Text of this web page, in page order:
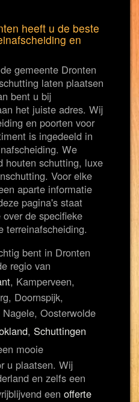
heeft u de beste
en
gemeente Dronten
laten plaatsen
bent u bij
het juiste adres. Wij
en poorten voor
is ingedeeld in
We
houten schutting, luxe
Voor elke
aparte informatie
pagina's staat
de specifieke
terreinafscheiding.
bent in Dronten
regio van
, Kamperveen,
Doornspijk,
Nagele, Oosterwolde
, Schuttingen
mooie
u plaatsen. Wij
en zelfs een
een offerte